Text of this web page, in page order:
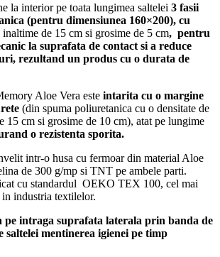
la interior pe toata lungimea saltelei 3 fasii
(pentru dimensiunea 160×200), cu
de 15 cm si grosime de 5 cm, pentru
la suprafata de contact si a reduce
rezultand un produs cu o durata de
Aloe Vera este intarita cu o margine
(din spuma poliuretanica cu o densitate de
15 cm si grosime de 10 cm), atat pe lungime
o rezistenta sporita.
intr-o husa cu fermoar din material Aloe
de 300 g/mp si TNT pe ambele parti.
cu standardul OEKO TEX 100, cel mai
industria textilelor.
pe intraga suprafata laterala prin banda de
saltelei mentinerea igienei pe timp